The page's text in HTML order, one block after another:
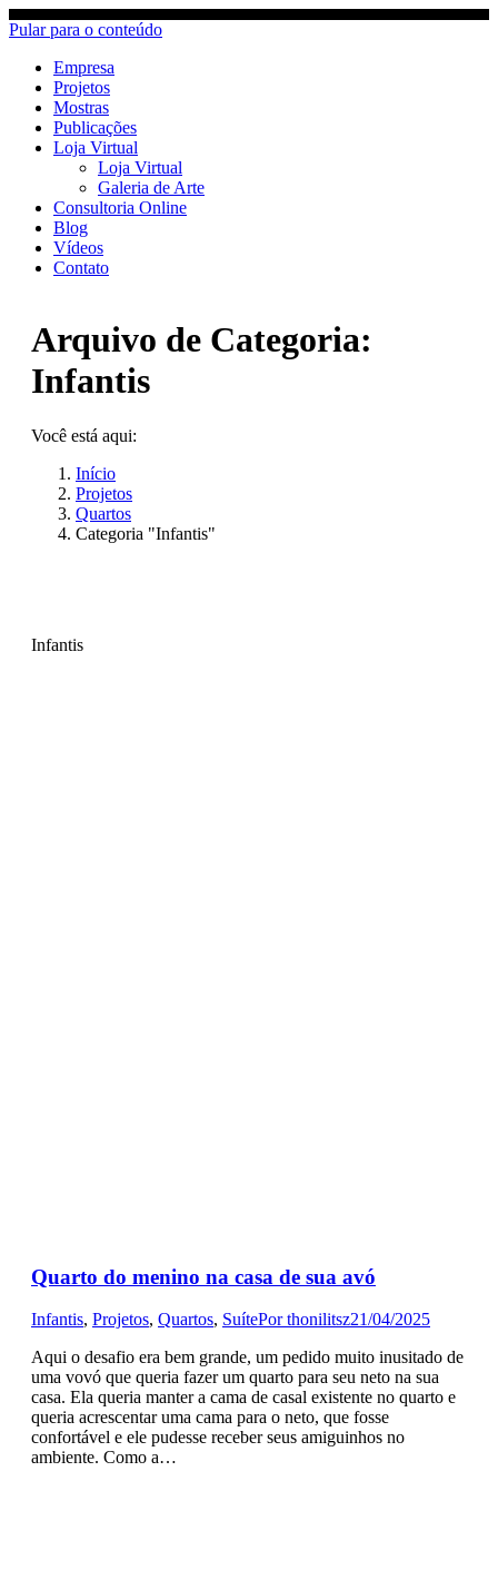
Pular para o conteúdo
Empresa
Projetos
Mostras
Publicações
Loja Virtual
Loja Virtual
Galeria de Arte
Consultoria Online
Blog
Vídeos
Contato
Arquivo de Categoria:
Infantis
Você está aqui:
Início
Projetos
Quartos
Categoria "Infantis"
Infantis
Quarto do menino na casa de sua avó
Infantis, Projetos, Quartos, SuítePorthonilitsz21/04/2025
Aqui o desafio era bem grande, um pedido muito inusitado de
uma vovó que queria fazer um quarto para seu neto na sua
casa. Ela queria manter a cama de casal existente no quarto e
queria acrescentar uma cama para o neto, que fosse
confortável e ele pudesse receber seus amiguinhos no
ambiente. Como a…